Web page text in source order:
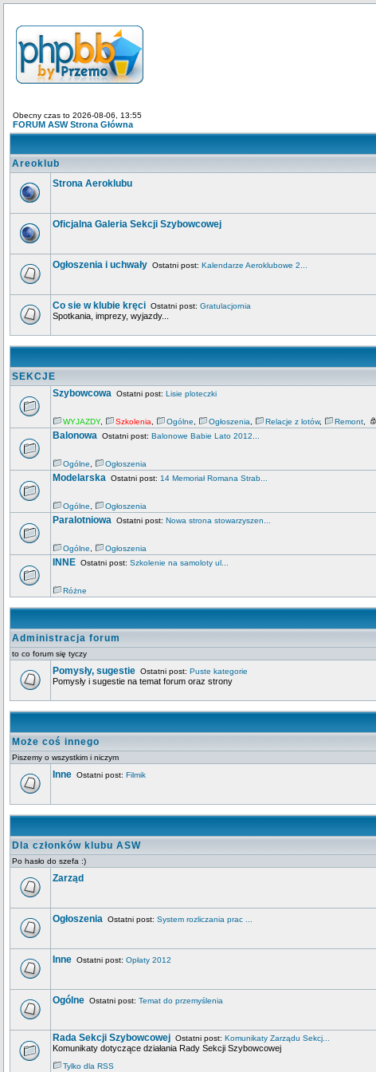
Obecny czas to 2026-08-06, 13:55
FORUM ASW Strona Główna
Areoklub
Strona Aeroklubu
Oficjalna Galeria Sekcji Szybowcowej
Ogłoszenia i uchwały Ostatni post: Kalendarze Aeroklubowe 2...
Co sie w klubie kręci Ostatni post: Gratulacjornia
Spotkania, imprezy, wyjazdy...
SEKCJE
Szybowcowa Ostatni post: Lisie ploteczki
WYJAZDY, Szkolenia Ogólne Ogłoszenia Relacje z lotów, Remont
Balonowa Ostatni post: Balonowe Babie Lato 2012...
Ogólne Ogłoszenia
Modelarska Ostatni post: 14 Memoriał Romana Strab...
Ogólne Ogłoszenia
Paralotniowa Ostatni post: Nowa strona stowarzyszen...
Ogólne Ogłoszenia
INNE Ostatni post: Szkolenie na samoloty ul...
Różne
Administracja forum
to co forum się tyczy
Pomysły, sugestie Ostatni post: Puste kategorie
Pomysły i sugestie na temat forum oraz strony
Może coś innego
Piszemy o wszystkim i niczym
Inne Ostatni post: Filmik
Dla członków klubu ASW
Po hasło do szefa :)
Zarząd
Ogłoszenia Ostatni post: System rozliczania prac ...
Inne Ostatni post: Opłaty 2012
Ogólne Ostatni post: Temat do przemyślenia
Rada Sekcji Szybowcowej Ostatni post: Komunikaty Zarządu Sekcj...
Komunikaty dotyczące działania Rady Sekcji Szybowcowej
Tylko dla RSS